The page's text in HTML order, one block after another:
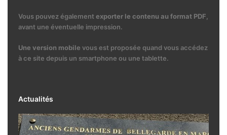
Vous pouvez égalementexporter le contenu au format PDF
avant une éventuelle impression.
Une version mobile vous est proposée quand vous accédez
à ce site depuis un smartphone ou une tablette.
Actualités